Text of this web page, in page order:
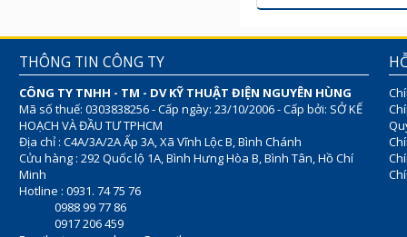
THÔNG TIN CÔNG TY
CÔNG TY TNHH - TM - DV KỸ THUẬT ĐIỆN NGUYÊN HÙNG
Mã số thuế: 0303838256 - Cấp ngày: 23/10/2006 - Cấp bởi: SỞ KẾ
HOẠCH VÀ ĐẦU TƯ TPHCM
Địa chỉ : C4A/3A/2A Ấp 3A, Xã Vĩnh Lộc B, Bình Chánh
Cửu hàng : 292 Quốc lộ 1A, Bình Hưng Hòa B, Bình Tân, Hồ Chí
Minh
Hotline : 0931. 74 75 76
0988 99 77 86
0917 206 459